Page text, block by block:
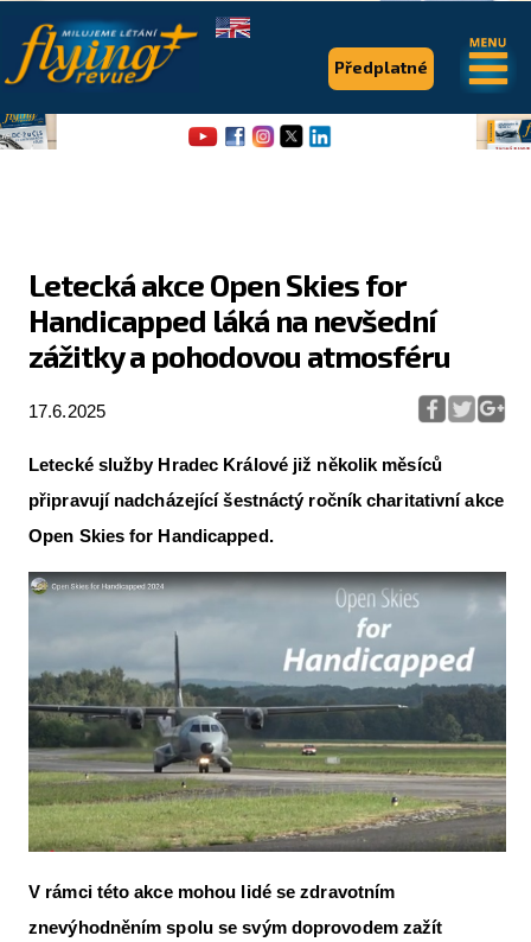
Letecká akce Open Skies for
Handicapped láká na nevšední
zážitky a pohodovou atmosféru
17.6.2025
Letecké služby Hradec Králové již několik měsíců
připravují nadcházející šestnáctý ročník charitativní akce
Open Skies for Handicapped.
V rámci této akce mohou lidé se zdravotním
znevýhodněním spolu se svým doprovodem zažít
Předplatné
.
Flying Revue
Články
Pro piloty
Série & speciály
Aktuální FR + archiv
Letecká muzea
VFR Communication app
The SAFE Guide app
Nabídky práce v letectví
Inzerujte s námi
E-SHOP